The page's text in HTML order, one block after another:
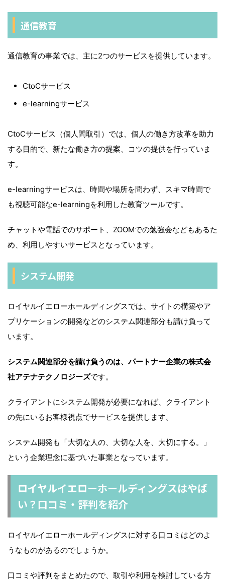
通信教育
通信教育の事業では、主に2つのサービスを提供しています。
CtoCサービス
e-learningサービス
CtoCサービス（個人間取引）では、個人の働き方改革を助力
する目的で、新たな働き方の提案、コツの提供を行っていま
す。
e-learningサービスは、時間や場所を問わず、スキマ時間で
も視聴可能なe-learningを利用した教育ツールです。
チャットや電話でのサポート、ZOOMでの勉強会などもあるた
め、利用しやすいサービスとなっています。
システム開発
ロイヤルイエローホールディングスでは、サイトの構築やア
プリケーションの開発などのシステム関連部分も請け負って
います。
システム関連部分を請け負うのは、パートナー企業の株式会
社アテナテクノロジーズです。
クライアントにシステム開発が必要になれば、クライアント
の先にいるお客様視点でサービスを提供します。
システム開発も「大切な人の、大切な人を、大切にする。」
という企業理念に基づいた事業となっています。
ロイヤルイエローホールディングスはやば
い？口コミ・評判を紹介
ロイヤルイエローホールディングスに対する口コミはどのよ
うなものがあるのでしょうか。
口コミや評判をまとめたので、取引や利用を検討している方